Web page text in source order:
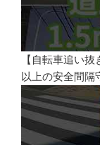
【自転車追い
以上の安全間隔